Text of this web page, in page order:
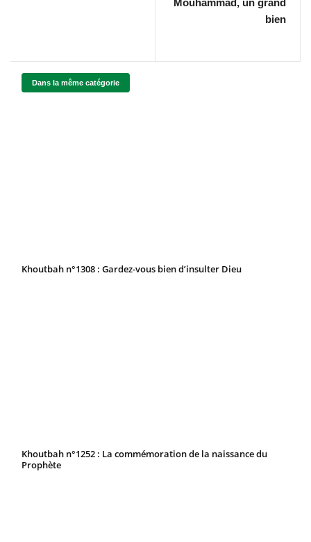
Mouhammad, un grand
bien
Dans la même catégorie
Khoutbah n°1308 : Gardez-vous bien d’insulter Dieu
Khoutbah n°1252 : La commémoration de la naissance du
Prophète